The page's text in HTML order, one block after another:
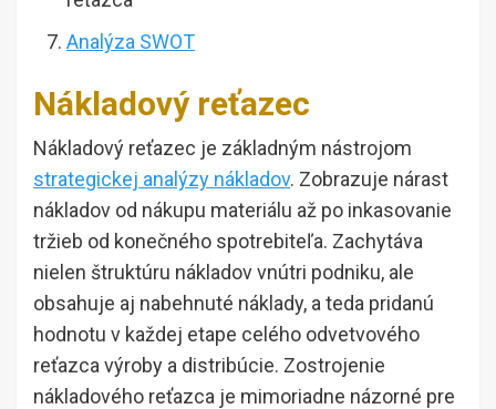
Analýza SWOT
Nákladový reťazec
Nákladový reťazec je základným nástrojom
strategickej analýzy nákladov. Zobrazuje nárast
nákladov od nákupu materiálu až po inkasovanie
tržieb od konečného spotrebiteľa. Zachytáva
nielen štruktúru nákladov vnútri podniku, ale
obsahuje aj nabehnuté náklady, a teda pridanú
hodnotu v každej etape celého odvetvového
reťazca výroby a distribúcie. Zostrojenie
nákladového reťazca je mimoriadne názorné pre